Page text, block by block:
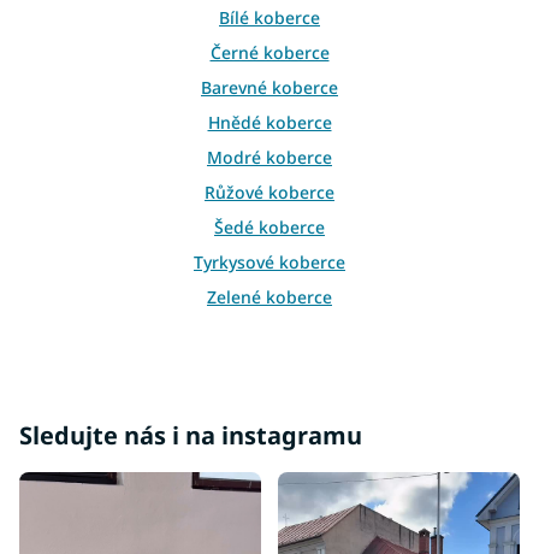
v
y
v
ý
p
i
u
Bílé koberce
Černé koberce
Barevné koberce
Hnědé koberce
Modré koberce
Růžové koberce
Šedé koberce
Tyrkysové koberce
Zelené koberce
Krémové koberce
Fialové koberce
Oranžové koberce
Koberce 60x100
Sledujte nás i na instagramu